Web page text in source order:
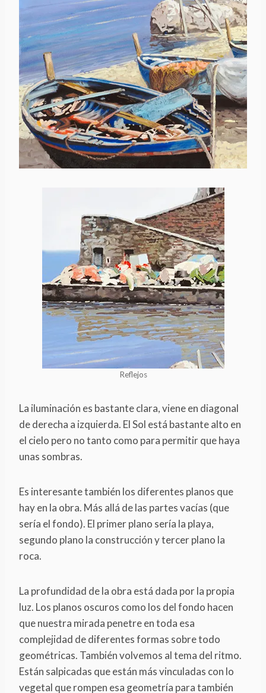
Reflejos
La iluminación es bastante clara, viene en diagonal
de derecha a izquierda. El Sol está bastante alto en
el cielo pero no tanto como para permitir que haya
unas sombras.
Es interesante también los diferentes planos que
hay en la obra. Más allá de las partes vacías (que
sería el fondo). El primer plano sería la playa,
segundo plano la construcción y tercer plano la
roca.
La profundidad de la obra está dada por la propia
luz. Los planos oscuros como los del fondo hacen
que nuestra mirada penetre en toda esa
complejidad de diferentes formas sobre todo
geométricas. También volvemos al tema del ritmo.
Están salpicadas que están más vinculadas con lo
vegetal que rompen esa geometría para también